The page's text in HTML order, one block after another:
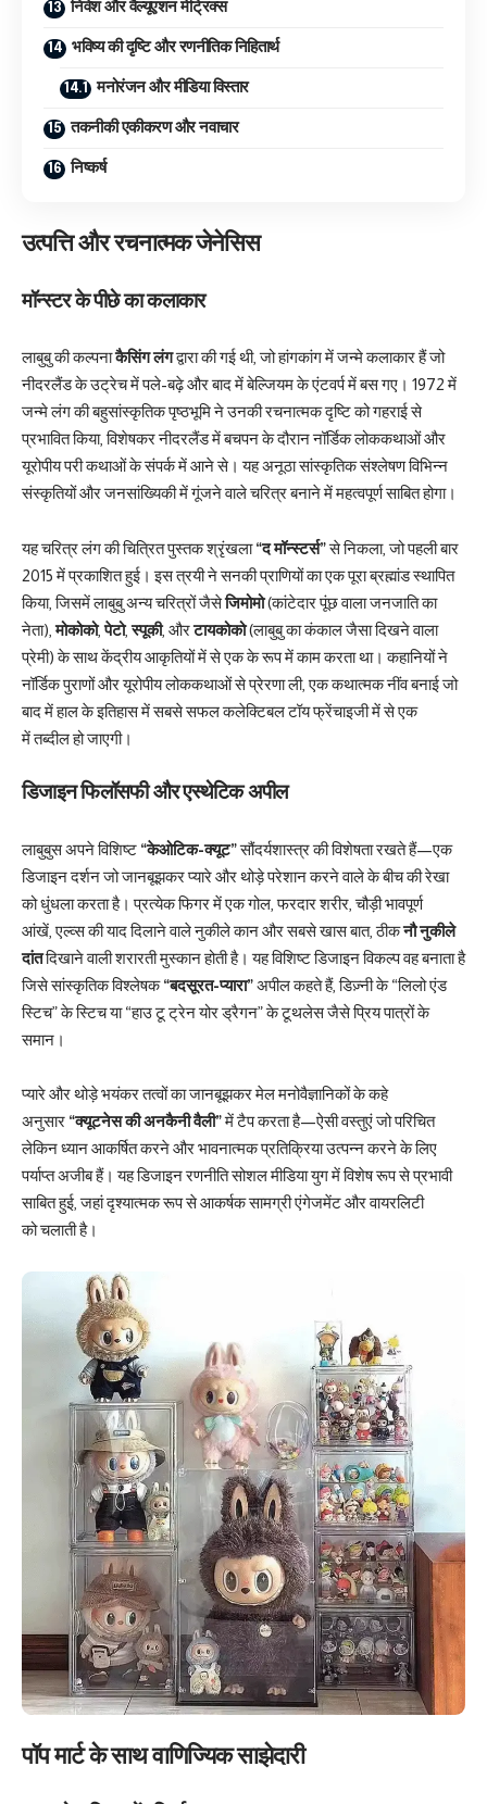
निवेश और वैल्यूएशन मेट्रिक्स
भविष्य की दृष्टि और रणनीतिक निहितार्थ
मनोरंजन और मीडिया विस्तार
तकनीकी एकीकरण और नवाचार
निष्कर्ष
उत्पत्ति और रचनात्मक जेनेसिस
मॉन्स्टर के पीछे का कलाकार
लाबुबु की कल्पनाकैसिंग लंगद्वारा की गई थी, जो हांगकांग में जन्मे कलाकार हैं जो
नीदरलैंड के उट्रेच में पले-बढ़े और बाद में बेल्जियम के एंटवर्प में बस गए। 1972 में
जन्मे लंग की बहुसांस्कृतिक पृष्ठभूमि ने उनकी रचनात्मक दृष्टि को गहराई से
प्रभावित किया, विशेषकर नीदरलैंड में बचपन के दौरान नॉर्डिक लोककथाओं और
यूरोपीय परी कथाओं के संपर्क में आने से। यह अनूठा सांस्कृतिक संश्लेषण विभिन्न
संस्कृतियों और जनसांख्यिकी में गूंजने वाले चरित्र बनाने में महत्वपूर्ण साबित होगा।
यह चरित्र लंग की चित्रित पुस्तक श्रृंखला“द मॉन्स्टर्स”से निकला, जो पहली बार
2015 में प्रकाशित हुई। इस त्रयी ने सनकी प्राणियों का एक पूरा ब्रह्मांड स्थापित
किया, जिसमें लाबुबु अन्य चरित्रों जैसेजिमोमो(कांटेदार पूंछ वाला जनजाति का
नेता),मोकोको,पेटो,स्पूकी, औरटायकोको(लाबुबु का कंकाल जैसा दिखने वाला
प्रेमी) के साथ केंद्रीय आकृतियों में से एक के रूप में काम करता था। कहानियों ने
नॉर्डिक पुराणों और यूरोपीय लोककथाओं से प्रेरणा ली, एक कथात्मक नींव बनाई जो
बाद में हाल के इतिहास में सबसे सफल कलेक्टिबल टॉय फ्रेंचाइजी में से एक
में तब्दील हो जाएगी।
डिजाइन फिलॉसफी और एस्थेटिक अपील
लाबुबुस अपने विशिष्ट “केओटिक-क्यूट”सौंदर्यशास्त्र की विशेषता रखते हैं—एक
डिजाइन दर्शन जो जानबूझकर प्यारे और थोड़े परेशान करने वाले के बीच की रेखा
को धुंधला करता है। प्रत्येक फिगर में एक गोल, फरदार शरीर, चौड़ी भावपूर्ण
आंखें, एल्व्स की याद दिलाने वाले नुकीले कान और सबसे खास बात, ठीकनौ नुकीले
दांतदिखाने वाली शरारती मुस्कान होती है। यह विशिष्ट डिजाइन विकल्प वह बनाता है
जिसे सांस्कृतिक विश्लेषक“बदसूरत-प्यारा”अपील कहते हैं, डिज़्नी के “लिलो एंड
स्टिच” के स्टिच या “हाउ टू ट्रेन योर ड्रैगन” के टूथलेस जैसे प्रिय पात्रों के
समान।
प्यारे और थोड़े भयंकर तत्वों का जानबूझकर मेल मनोवैज्ञानिकों के कहे
अनुसार “क्यूटनेस की अनकैनी वैली”में टैप करता है—ऐसी वस्तुएं जो परिचित
लेकिन ध्यान आकर्षित करने और भावनात्मक प्रतिक्रिया उत्पन्न करने के लिए
पर्याप्त अजीब हैं। यह डिजाइन रणनीति सोशल मीडिया युग में विशेष रूप से प्रभावी
साबित हुई, जहां दृश्यात्मक रूप से आकर्षक सामग्री एंगेजमेंट और वायरलिटी
को चलाती है।
पॉप मार्ट के साथ वाणिज्यिक साझेदारी